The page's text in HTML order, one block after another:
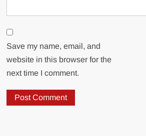
Save my name, email, and
website in this browser for the
next time I comment.